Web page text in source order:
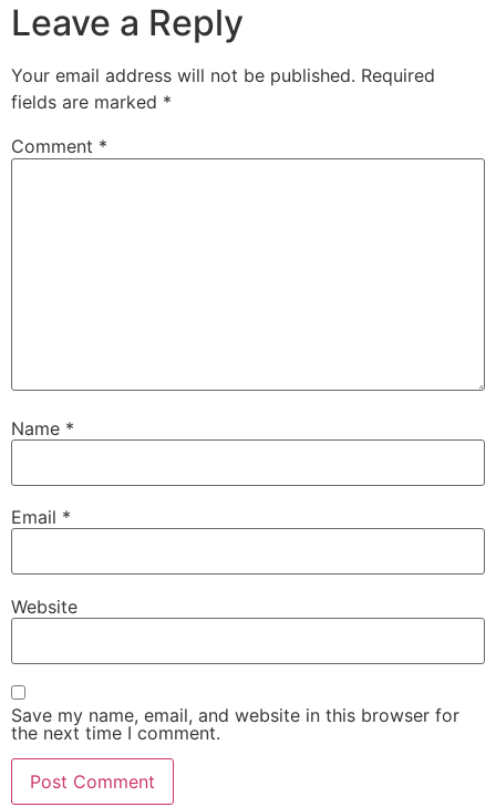
Leave a Reply
Your email address will not be published. Required
fields are marked *
Comment *
Name *
Email *
Website
Save my name, email, and website in this browser for
the next time I comment.